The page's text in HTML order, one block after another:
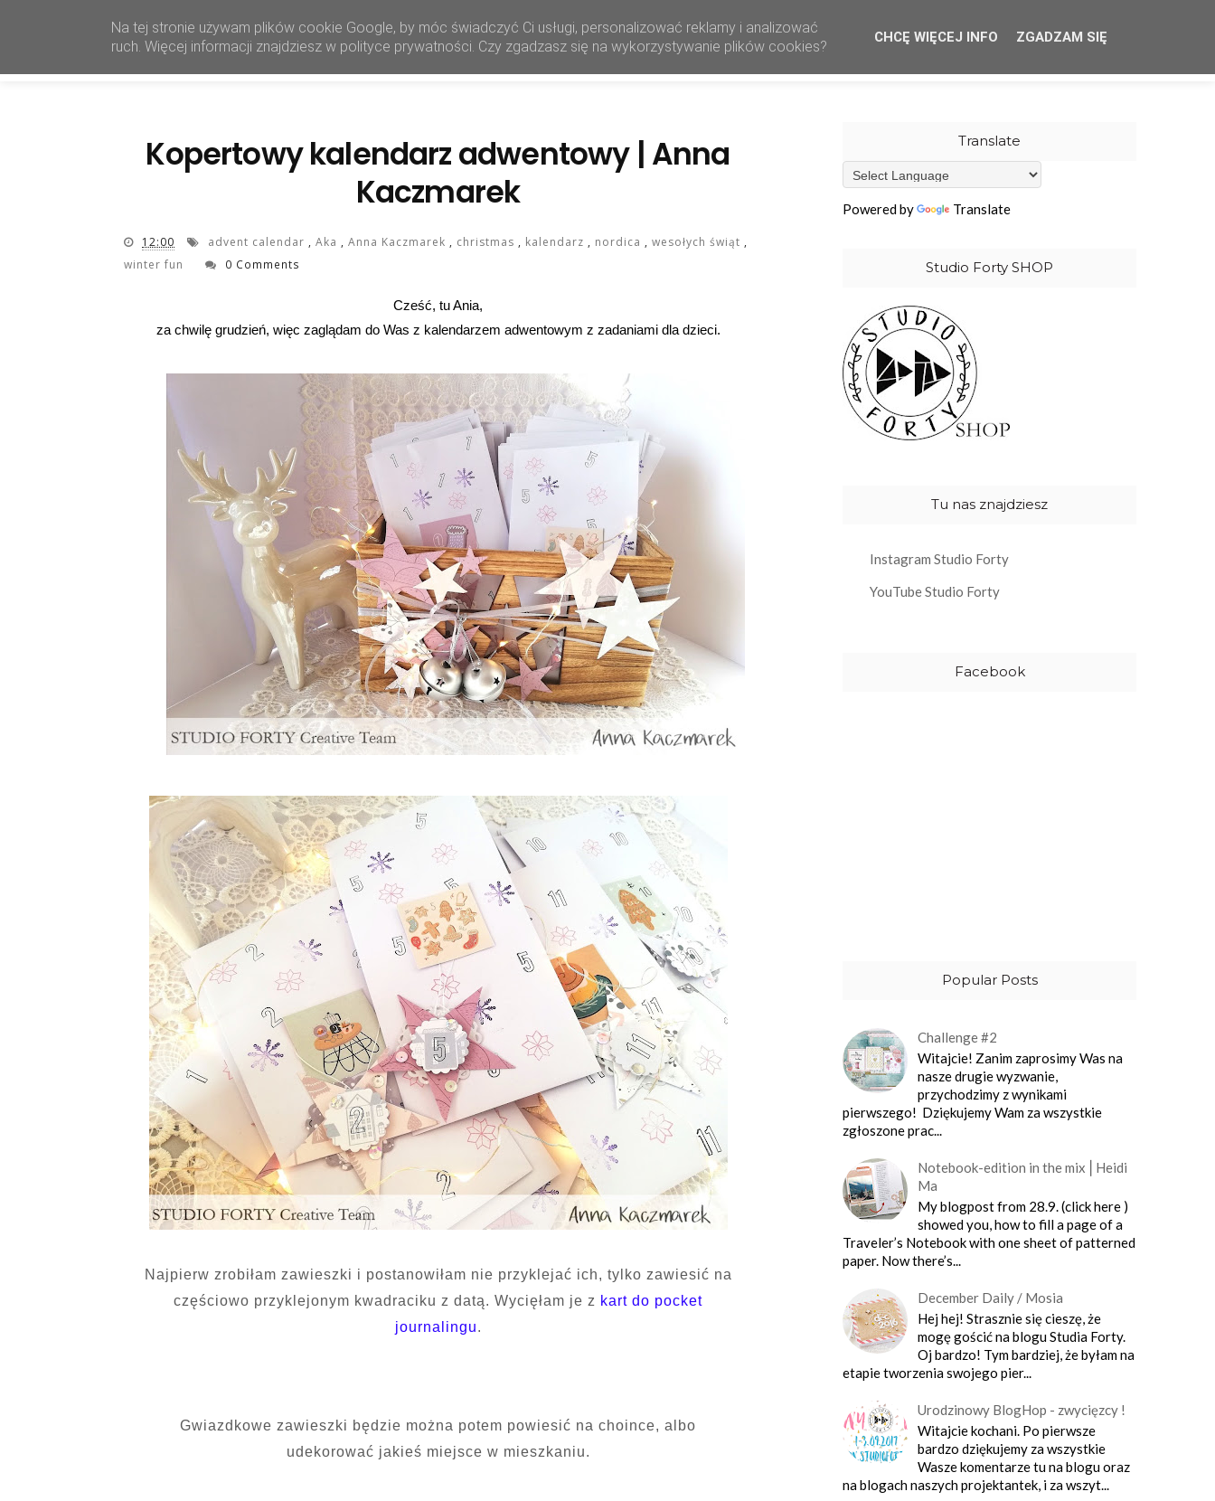
HOME SHOP CREATIVE TEAM WHOLESALE OUR STAMPS
Kopertowy kalendarz adwentowy | Anna
Kaczmarek
12:00 advent calendar , Aka , Anna Kaczmarek , christmas , kalendarz , nordica , wesołych świąt ,
winter fun
0 Comments
Cześć, tu Ania,
za chwilę grudzień, więc zaglądam do Was z kalendarzem adwentowym z zadaniami dla dzieci.
Najpierw zrobiłam zawieszki i postanowiłam nie przyklejać ich, tylko zawiesić na
częściowo przyklejonym kwadraciku z datą. Wycięłam je z kart do pocket
journalingu.
Gwiazdkowe zawieszki będzie można potem powiesić na choince, albo
udekorować jakieś miejsce w mieszkaniu.
Translate
Powered by Translate
Studio Forty SHOP
Tu nas znajdziesz
Instagram Studio Forty
YouTube Studio Forty
Facebook
Popular Posts
Challenge #2
Witajcie! Zanim zaprosimy Was na
nasze drugie wyzwanie,
przychodzimy z wynikami
pierwszego! Dziękujemy Wam za wszystkie
zgłoszone prac...
Notebook-edition in the mix⎪Heidi
Ma
My blogpost from 28.9. (click here )
showed you, how to fill a page of a
Traveler’s Notebook with one sheet of patterned
paper. Now there’s...
December Daily / Mosia
Hej hej! Strasznie się cieszę, że
mogę gościć na blogu Studia Forty.
Oj bardzo! Tym bardziej, że byłam na
etapie tworzenia swojego pier...
Urodzinowy BlogHop - zwycięzcy !
Witajcie kochani. Po pierwsze
bardzo dziękujemy za wszystkie
Wasze komentarze tu na blogu oraz
na blogach naszych projektantek, i za wszyt...
Na tej stronie używam plików cookie Google, by móc świadczyć Ci usługi, personalizować reklamy i analizować
ruch. Więcej informacji znajdziesz w polityce prywatności. Czy zgadzasz się na wykorzystywanie plików cookies?
CHCĘ WIĘCEJ INFO ZGADZAM SIĘ